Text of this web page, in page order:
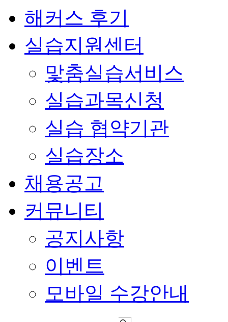
해커스 후기
실습지원센터
맟춤실습서비스
실습과목신청
실습 협약기관
실습장소
채용공고
커뮤니티
공지사항
이벤트
모바일 수강안내